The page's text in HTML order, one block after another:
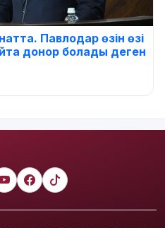
Павлодар өзін өзі
донор болады деген